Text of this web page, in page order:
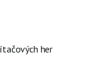
her